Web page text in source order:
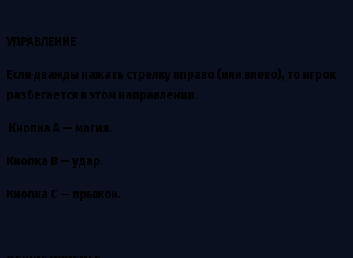
УПРАВЛЕНИЕ
Если дважды нажать стрелку вправо (или влево), то игрок
разбегается в этом направлении.
Кнопка А — магия.
Кнопка B — удар.
Кнопка С — прыжок.